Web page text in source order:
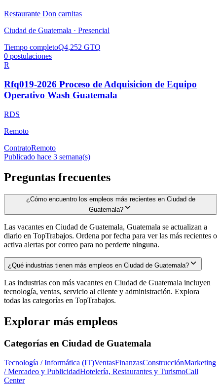
Restaurante Don carnitas
Ciudad de Guatemala · Presencial
Tiempo completoQ4,252 GTQ
0 postulaciones
R
Rfq019-2026 Proceso de Adquisicion de Equipo
Operativo Wash Guatemala
RDS
Remoto
ContratoRemoto
Publicado hace 3 semana(s)
Preguntas frecuentes
¿Cómo encuentro los empleos más recientes en Ciudad de
Guatemala?
Las vacantes en Ciudad de Guatemala, Guatemala se actualizan a
diario en TopTrabajos. Ordena por fecha para ver las más recientes o
activa alertas por correo para no perderte ninguna.
¿Qué industrias tienen más empleos en Ciudad de Guatemala?
Las industrias con más vacantes en Ciudad de Guatemala incluyen
tecnología, ventas, servicio al cliente y administración. Explora
todas las categorías en TopTrabajos.
Explorar más empleos
Categorías en Ciudad de Guatemala
Tecnología / Informática (IT)VentasFinanzasConstrucciónMarketing
/ Mercadeo y PublicidadHotelería, Restaurantes y TurismoCall
Center